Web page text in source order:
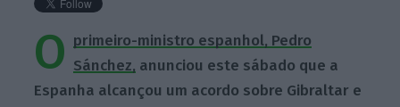
O primeiro-ministro espanhol, Pedro
Sánchez, anunciou este sábado que a
Espanha alcançou um acordo sobre Gibraltar e